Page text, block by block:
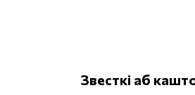
Звесткі аб